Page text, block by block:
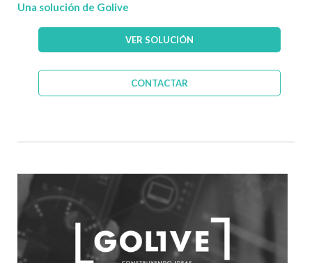
Una solución de Golive
VER SOLUCIÓN
CONTACTAR